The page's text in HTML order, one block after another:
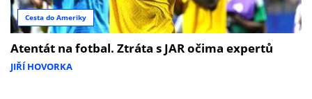
Cesta do Ameriky
Atentát na fotbal. Ztráta s JAR očima expertů
JIŘÍ HOVORKA